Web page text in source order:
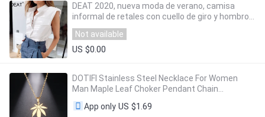
DEAT 2020, nueva moda de verano, camisa
informal de retales con cuello de giro y hombros
descubiertos blancos, camiseta sin mangas de
temperamento, Top para mujer SD775
Not available
US $0.00
DOTIFI Stainless Steel Necklace For Women
Man Maple Leaf Choker Pendant Chain
Necklaces Engagement Jewelry korean Fashion
NEWApp only US $1.69